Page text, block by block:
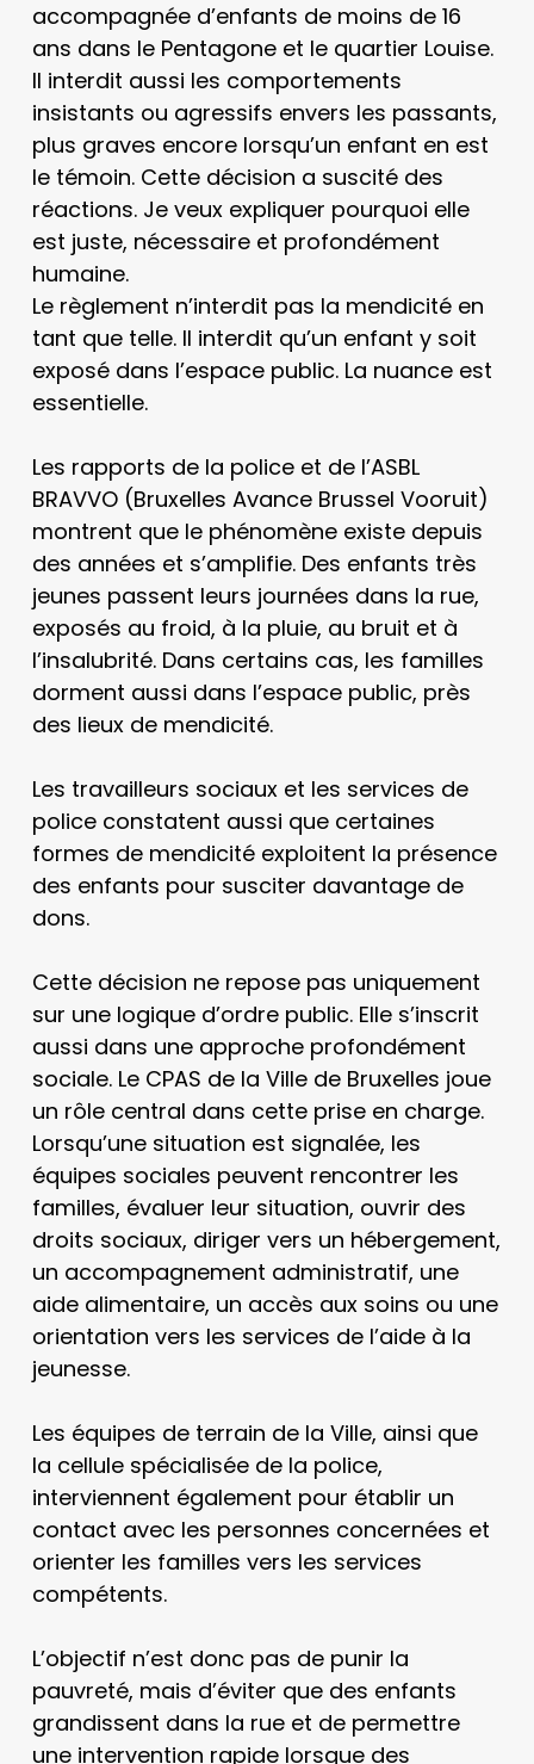
accompagnée d’enfants de moins de 16
ans dans le Pentagone et le quartier Louise.
Il interdit aussi les comportements
insistants ou agressifs envers les passants,
plus graves encore lorsqu’un enfant en est
le témoin. Cette décision a suscité des
réactions. Je veux expliquer pourquoi elle
est juste, nécessaire et profondément
humaine.
Le règlement n’interdit pas la mendicité en
tant que telle. Il interdit qu’un enfant y soit
exposé dans l’espace public. La nuance est
essentielle.
Les rapports de la police et de l’ASBL
BRAVVO (Bruxelles Avance Brussel Vooruit)
montrent que le phénomène existe depuis
des années et s’amplifie. Des enfants très
jeunes passent leurs journées dans la rue,
exposés au froid, à la pluie, au bruit et à
l’insalubrité. Dans certains cas, les familles
dorment aussi dans l’espace public, près
des lieux de mendicité.
Les travailleurs sociaux et les services de
police constatent aussi que certaines
formes de mendicité exploitent la présence
des enfants pour susciter davantage de
dons.
Cette décision ne repose pas uniquement
sur une logique d’ordre public. Elle s’inscrit
aussi dans une approche profondément
sociale. Le CPAS de la Ville de Bruxelles joue
un rôle central dans cette prise en charge.
Lorsqu’une situation est signalée, les
équipes sociales peuvent rencontrer les
familles, évaluer leur situation, ouvrir des
droits sociaux, diriger vers un hébergement,
un accompagnement administratif, une
aide alimentaire, un accès aux soins ou une
orientation vers les services de l’aide à la
jeunesse.
Les équipes de terrain de la Ville, ainsi que
la cellule spécialisée de la police,
interviennent également pour établir un
contact avec les personnes concernées et
orienter les familles vers les services
compétents.
L’objectif n’est donc pas de punir la
pauvreté, mais d’éviter que des enfants
grandissent dans la rue et de permettre
une intervention rapide lorsque des